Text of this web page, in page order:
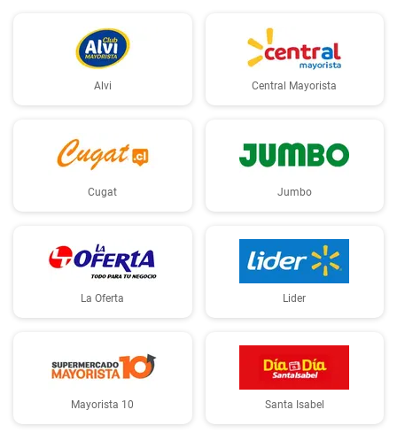
Alvi Central Mayorista
Cugat Jumbo
La Oferta Lider
Mayorista 10 Santa Isabel